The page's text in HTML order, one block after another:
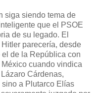
siga siendo tema de
que el PSOE
de su legado. El
parecería, desde
de la República con
cuando vindica
Cárdenas,
a Plutarco Elías